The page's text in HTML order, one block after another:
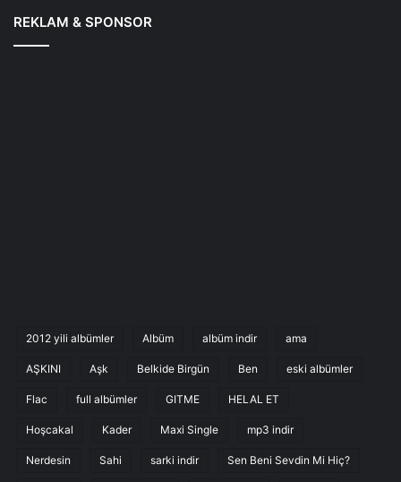
REKLAM & SPONSOR
2012 yili albümler Albüm albüm indir ama
AŞKINI Aşk Belkide Birgün Ben eski albümler
Flac full albümler GITME HELAL ET
Hoşcakal Kader Maxi Single mp3 indir
Nerdesin Sahi sarki indir Sen Beni Sevdin Mi Hiç?